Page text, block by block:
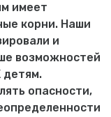
имеет
корни. Наши
и
возможностей
детям.
опасности,